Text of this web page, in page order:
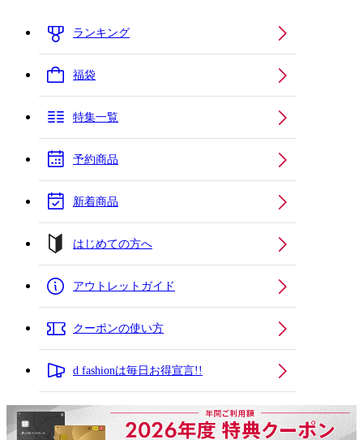
ランキング
福袋
特集一覧
予約商品
新着商品
はじめての方へ
アウトレットガイド
クーポンの使い方
d fashionは毎日お得宣言!!